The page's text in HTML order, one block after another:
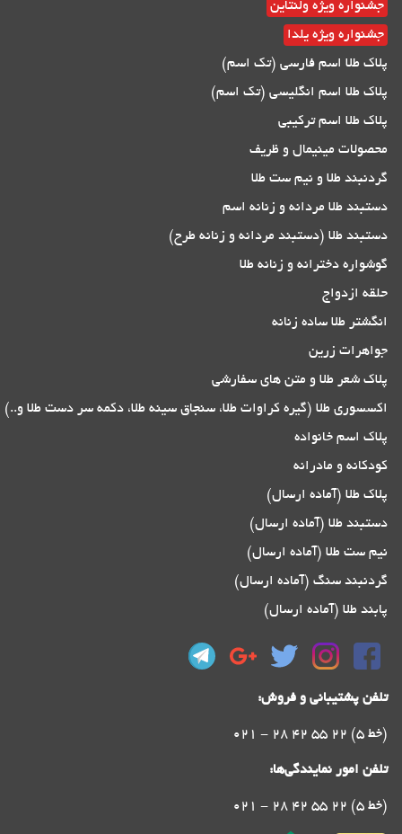
جشنواره ویژه ولنتاین
جشنواره ویژه یلدا
پلاک طلا اسم فارسی (تک اسم)
پلاک طلا اسم انگلیسی (تک اسم)
پلاک طلا اسم ترکیبی
محصولات مینیمال و ظریف
گردنبند طلا و نیم ست طلا
دستبند طلا مردانه و زنانه اسم
دستبند طلا (دستبند مردانه و زنانه طرح)
گوشواره دخترانه و زنانه طلا
حلقه ازدواج
انگشتر طلا ساده زنانه
جواهرات زرین
پلاک شعر طلا و متن های سفارشی
اکسسوری طلا (گیره کراوات طلا، سنجاق سینه طلا، دکمه سر دست طلا و..)
پلاک اسم خانواده
کودکانه و مادرانه
پلاک طلا (آماده ارسال)
دستبند طلا (آماده ارسال)
نیم ست طلا (آماده ارسال)
گردنبند سنگ (آماده ارسال)
پابند طلا (آماده ارسال)
تلفن پشتیبانی و فروش:
021 - 28 42 55 22 (5 خط)
تلفن امور نمایندگی‌ها:
021 - 28 42 55 22 (5 خط)